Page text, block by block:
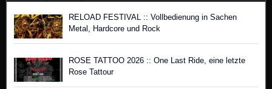
RELOAD FESTIVAL :: Vollbedienung in Sachen
Metal, Hardcore und Rock
ROSE TATTOO 2026 :: One Last Ride, eine letzte
Rose Tattour